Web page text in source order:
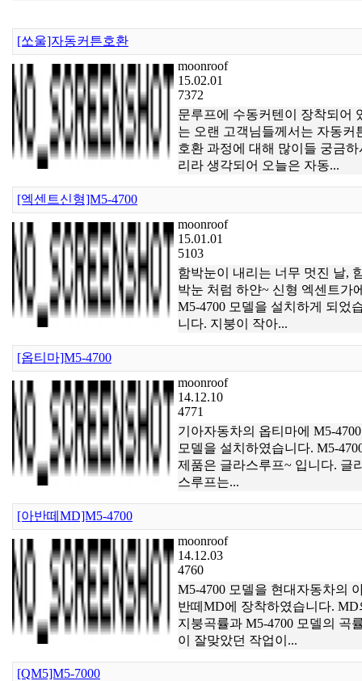
[쏘울]자동커튼호환
moonroof
15.02.01
7372
문루프에 수동커텐이 장착되어
는 오랜 고객님들께서는 자동커
호환 과정에 대해 많이들 궁금하
리라 생각되어 오늘은 자동...
[엑센트신형]M5-4700
moonroof
15.01.01
5103
함박눈이 내리는 너무 멋진 날,
박눈 처럼 하얀~ 신형 엑센트가
M5-4700 모델을 설치하게 되었
니다. 지붕이 작아...
[옵티마]M5-4700
moonroof
14.12.10
4771
기아자동차의 옵티마에 M5-4700
모델을 설치하였습니다. M5-
제품은 글라스루프~ 입니다. 글
스루프는...
[아반떼MD]M5-4700
moonroof
14.12.03
4760
M5-4700 모델을 현대자동차의
반떼MD에 장착하였습니다. MD
지붕곡률과 M5-4700 모델의 곡
이 잘맞았던 작업이...
[QM5]M5-7000